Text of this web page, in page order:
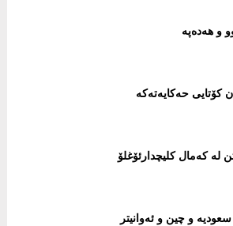
و هەدەپە
کۆتایی حەکایەتەکە
لە کەمال کلیچدارئۆغلۆ
و چین و ئەوانیتر